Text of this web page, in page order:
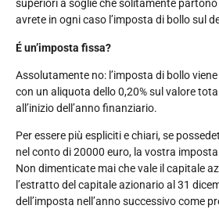
superiori a soglie che solitamente
avrete in ogni caso l’imposta di bollo sul
É un’imposta fissa?
Assolutamente no: l’imposta di bollo
con un aliquota dello 0,20% sul valore
all’inizio dell’anno finanziario.
Per essere più espliciti e chiari, se
nel conto di 20000 euro, la vostra
Non dimenticate mai che vale il capitale
l’estratto del capitale azionario al 31
dell’imposta nell’anno successivo come